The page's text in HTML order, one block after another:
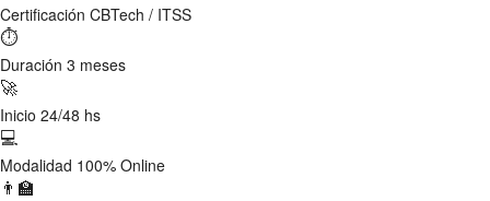
Certificación CBTech / ITSS
⏱
Duración 3 meses
🚀
Inicio 24/48 hs
💻
Modalidad 100% Online
👨‍🏫